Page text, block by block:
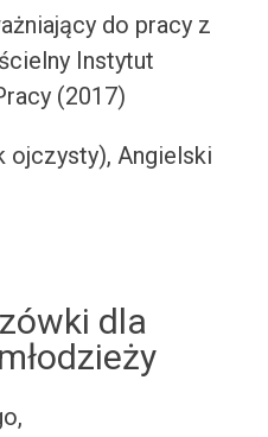
do pracy z
Instytut
(2017)
ojczysty), Angielski
dla